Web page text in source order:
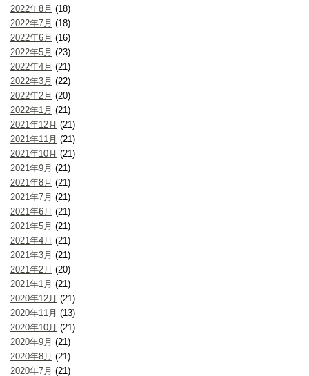
2022年8月 (18)
2022年7月 (18)
2022年6月 (16)
2022年5月 (23)
2022年4月 (21)
2022年3月 (22)
2022年2月 (20)
2022年1月 (21)
2021年12月 (21)
2021年11月 (21)
2021年10月 (21)
2021年9月 (21)
2021年8月 (21)
2021年7月 (21)
2021年6月 (21)
2021年5月 (21)
2021年4月 (21)
2021年3月 (21)
2021年2月 (20)
2021年1月 (21)
2020年12月 (21)
2020年11月 (13)
2020年10月 (21)
2020年9月 (21)
2020年8月 (21)
2020年7月 (21)